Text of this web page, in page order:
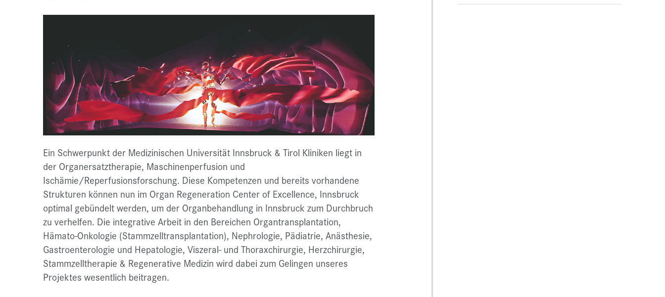
Ein Schwerpunkt der Medizinischen Universität Innsbruck & Tirol Kliniken liegt in
der Organersatztherapie, Maschinenperfusion und
Ischämie/Reperfusionsforschung. Diese Kompetenzen und bereits vorhandene
Strukturen können nun im Organ Regeneration Center of Excellence, Innsbruck
optimal gebündelt werden, um der Organbehandlung in Innsbruck zum Durchbruch
zu verhelfen. Die integrative Arbeit in den Bereichen Organtransplantation,
Hämato-Onkologie (Stammzelltransplantation), Nephrologie, Pädiatrie, Anästhesie,
Gastroenterologie und Hepatologie, Viszeral- und Thoraxchirurgie, Herzchirurgie,
Stammzelltherapie & Regenerative Medizin wird dabei zum Gelingen unseres
Projektes wesentlich beitragen.